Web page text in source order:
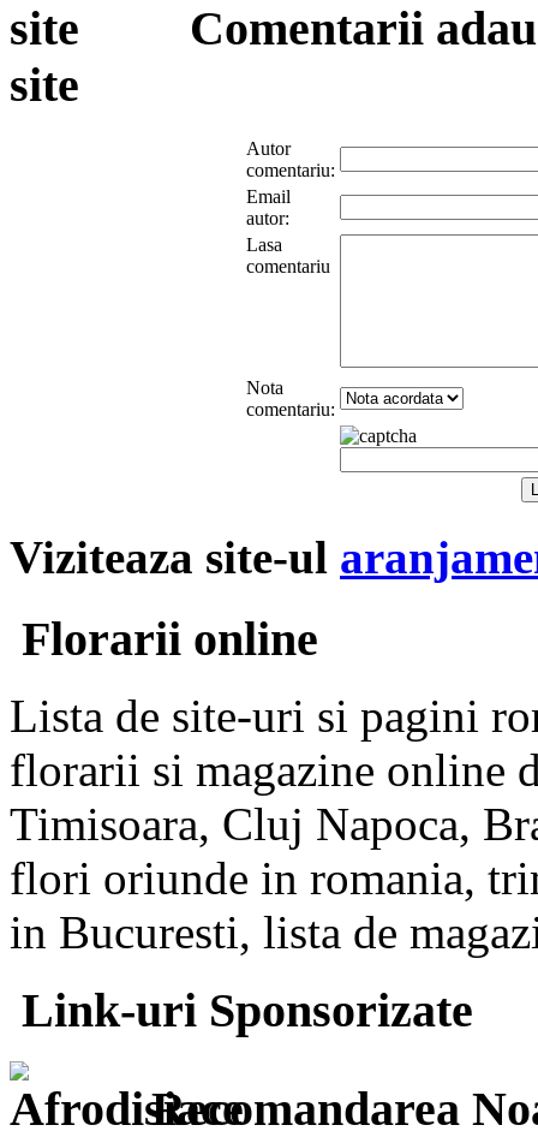
Comentarii
site
Autor
comentariu:
Email
autor:
Lasa
comentariu
Nota
comentariu:
Viziteaza site-ul
Florarii online
Lista de site-uri si pagini
florarii si magazine online
Timisoara, Cluj Napoca,
flori oriunde in romania,
in Bucuresti, lista de
Link-uri Sponsorizate
Recomandarea